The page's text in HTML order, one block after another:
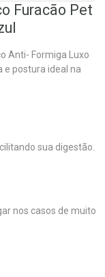
Furacão Pet
Anti- Formiga Luxo
e postura ideal na
sua digestão.
nos casos de muito